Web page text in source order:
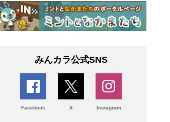
みんカラ公式SNS
Facebook X Instagram